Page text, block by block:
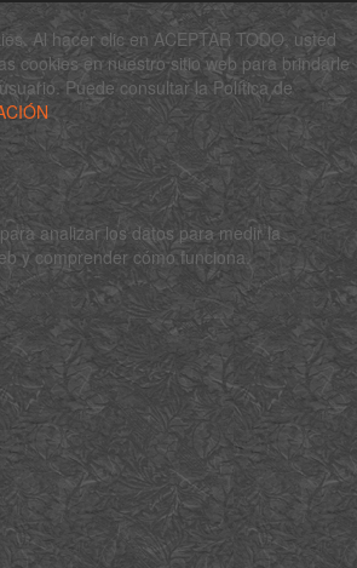
Al hacer clic en ACEPTAR TODO, usted
cookies en nuestro sitio web para brindarle
Puede consultar la Política de
analizar los datos para medir la
y comprender cómo funciona.